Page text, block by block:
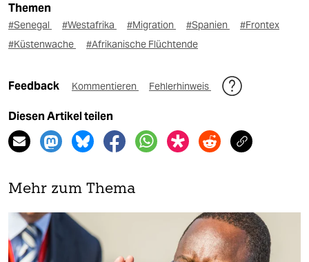
Themen
#Senegal #Westafrika #Migration #Spanien
#Frontex
#Küstenwache
#Afrikanische Flüchtende
Feedback Kommentieren Fehlerhinweis
Diesen Artikel teilen
Mehr zum Thema